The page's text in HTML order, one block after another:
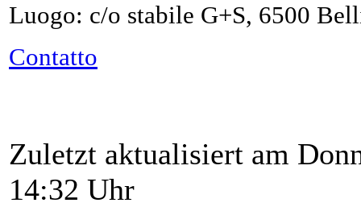
Luogo: c/o stabile G+S, 6500
Contatto
Zuletzt aktualisiert am
14:32 Uhr